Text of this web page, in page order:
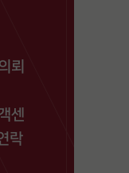
뢰
센
락